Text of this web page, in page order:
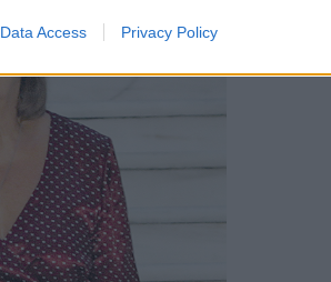
Data Access Privacy Policy